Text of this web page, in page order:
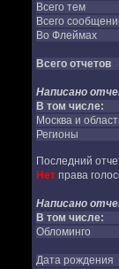
Всего тем
Всего
Во Флеймах
Всего отчетов
Написано
В том числе:
Москва и
Регионы
Последний
Нетправа
Написано
В том числе:
Обломинго
Дата рождения